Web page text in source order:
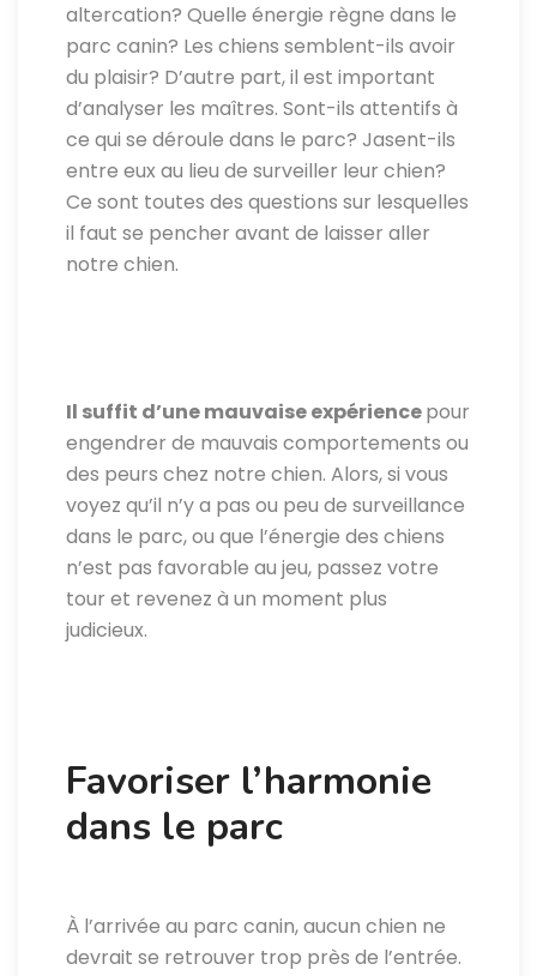
altercation? Quelle énergie règne dans le
parc canin? Les chiens semblent-ils avoir
du plaisir? D’autre part, il est important
d’analyser les maîtres. Sont-ils attentifs à
ce qui se déroule dans le parc? Jasent-ils
entre eux au lieu de surveiller leur chien?
Ce sont toutes des questions sur lesquelles
il faut se pencher avant de laisser aller
notre chien.
Il suffit d’une mauvaise expériencepour
engendrer de mauvais comportements ou
des peurs chez notre chien. Alors, si vous
voyez qu’il n’y a pas ou peu de surveillance
dans le parc, ou que l’énergie des chiens
n’est pas favorable au jeu, passez votre
tour et revenez à un moment plus
judicieux.
Favoriser l’harmonie
dans le parc
À l’arrivée au parc canin, aucun chien ne
devrait se retrouver trop près de l’entrée.